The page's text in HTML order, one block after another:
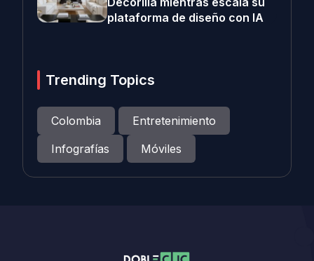
plataforma de diseño con IA
Trending Topics
Colombia
Entretenimiento
Infografías
Móviles